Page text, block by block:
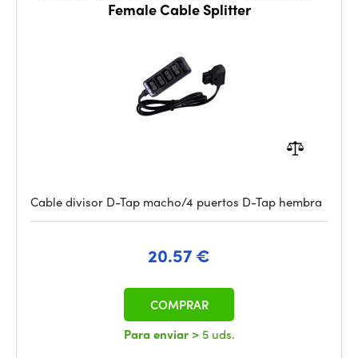
Female Cable Splitter
Cable divisor D-Tap macho/4 puertos D-Tap hembra
20.57 €
Para enviar > 5 uds.
COMPRAR